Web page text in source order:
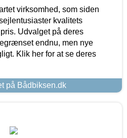
virksomhed, som siden
kvalitets
Udvalget på deres
endnu, men nye
Klik her for at se deres
på Bådbiksen.dk